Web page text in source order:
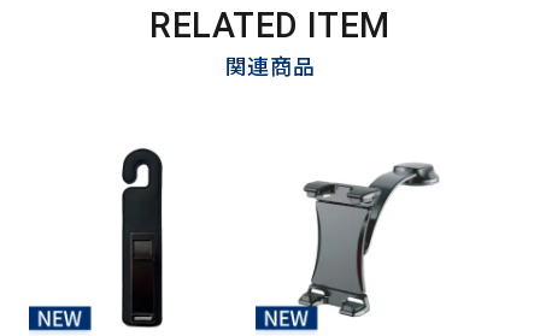
RELATED ITEM
関連商品